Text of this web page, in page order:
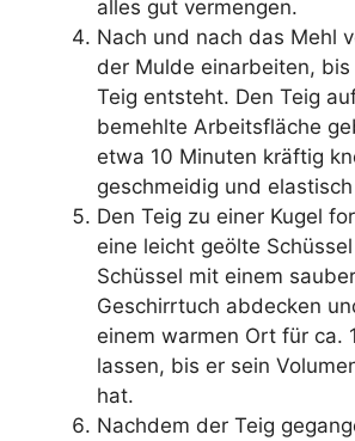
alles gut vermengen.
Nach und nach das Mehl
der Mulde einarbeiten,
Teig entsteht. Den Teig
bemehlte Arbeitsfläche
etwa 10 Minuten kräftig
geschmeidig und
Den Teig zu einer Kugel
eine leicht geölte
Schüssel mit einem
Geschirrtuch abdecken
einem warmen Ort für ca.
lassen, bis er sein
hat.
Nachdem der Teig